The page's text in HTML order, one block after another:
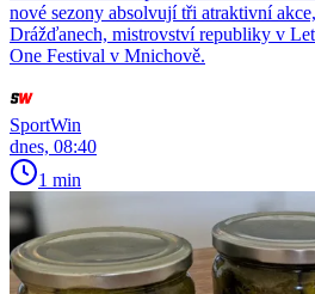
nové sezony absolvují tři atraktivní
Drážďanech, mistrovství republiky v
One Festival v Mnichově.
SportWin
dnes, 08:40
1 min